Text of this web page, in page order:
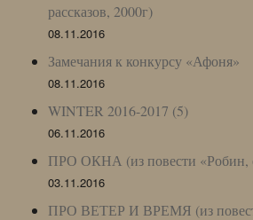
рассказов, 2000г)
08.11.2016
Замечания к конкурсу «Афоня»
08.11.2016
WINTER 2016-2017 (5)
06.11.2016
ПРО ОКНА (из повести «Робин,
03.11.2016
ПРО ВЕТЕР И ВРЕМЯ (из